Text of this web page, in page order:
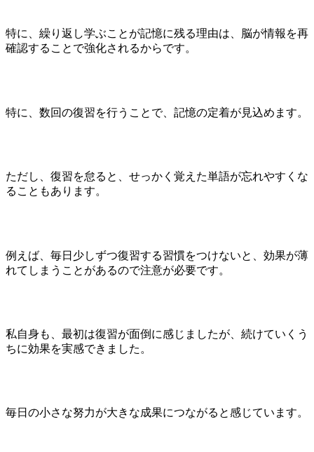
特に、繰り返し学ぶことが記憶に残る理由は、脳が情報を再
確認することで強化されるからです。
特に、数回の復習を行うことで、記憶の定着が見込めます。
ただし、復習を怠ると、せっかく覚えた単語が忘れやすくな
ることもあります。
例えば、毎日少しずつ復習する習慣をつけないと、効果が薄
れてしまうことがあるので注意が必要です。
私自身も、最初は復習が面倒に感じましたが、続けていくう
ちに効果を実感できました。
毎日の小さな努力が大きな成果につながると感じています。